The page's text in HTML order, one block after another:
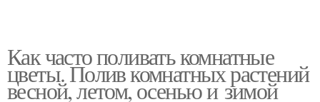
Как часто поливать комнатные
цветы. Полив комнатных растений
весной, летом, осенью и зимой